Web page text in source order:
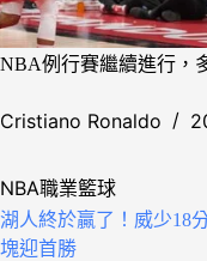
NBA例行賽繼續進行，
Cristiano Ronaldo
NBA職業籃球
湖人終於贏了！威少18
塊迎首勝